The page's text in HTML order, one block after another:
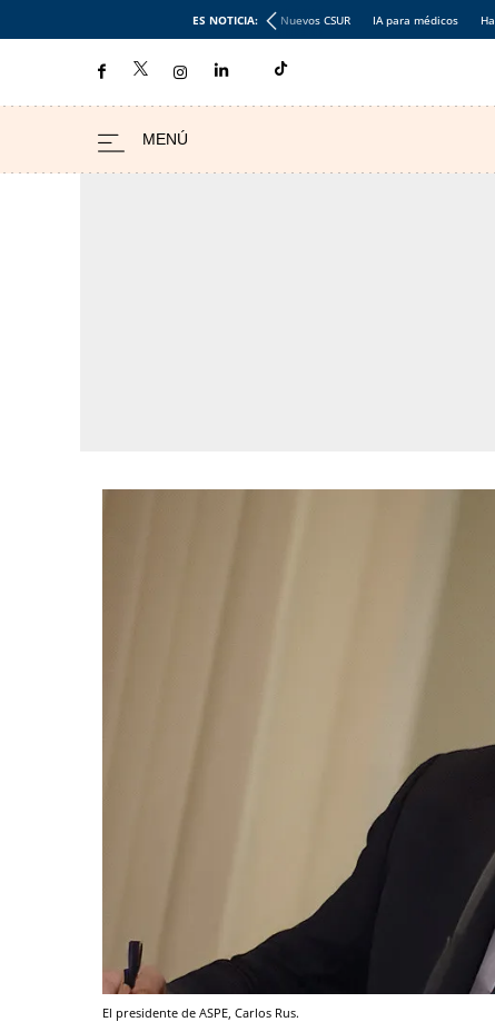
ES NOTICIA: Nuevos CSUR IA para médicos
El presidente de ASPE, Carlos Rus.